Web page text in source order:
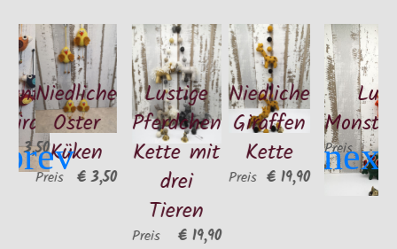
€ 3,50
Niedliche
Oster
Küken
Preis € 3,50
Lustige
Pferdchen
Kette mit
drei
Tieren
Preis € 19,90
Niedliche
Giraffen
Kette
Preis € 19,90
Preis